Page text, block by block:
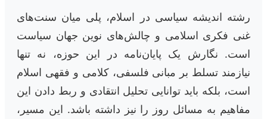
رشته اندیشه سیاسی در اسلام، پلی میان سنت‌های
غنی فکری اسلامی و چالش‌های نوین جهان سیاست
است. نگارش یک پایان‌نامه در این حوزه، نه تنها
نیازمند تسلط بر مبانی فلسفی، کلامی و فقهی اسلام
است، بلکه باید توانایی تحلیل انتقادی و ربط دادن این
مفاهیم به مسائل روز را نیز داشته باشد. این مسیر،